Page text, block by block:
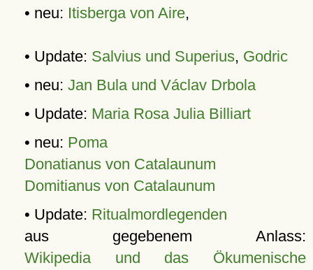
• neu: Itisberga von Aire,
• Update: Salvius und Superius, Godric
• neu: Jan Bula und Václav Drbola
• Update: Maria Rosa Julia Billiart
• neu: Poma
Donatianus von Catalaunum
Domitianus von Catalaunum
• Update: Ritualmordlegenden
aus gegebenem Anlass:
Wikipedia und das Ökumenische